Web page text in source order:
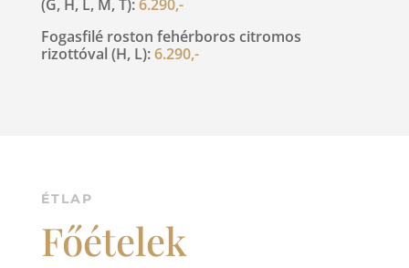
(G, H, L, M, T):6.290,-
Fogasfilé roston fehérboros citromos
rizottóval (H, L):6.290,-
ÉTLAP
Főételek